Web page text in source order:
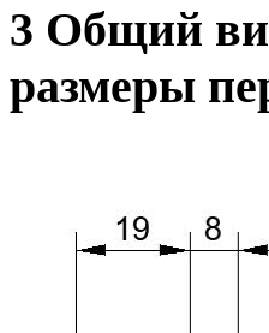
3 Общий
размеры